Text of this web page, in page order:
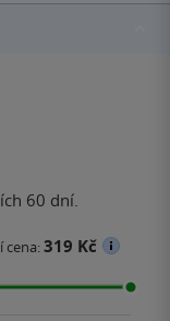
60 dní.
cena:319 Kč